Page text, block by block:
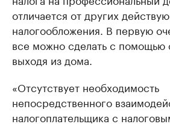
отличается от других
налогообложения. В первую
все можно сделать с помощью
выходя из дома.
«Отсутствует необходимость
непосредственного
налогоплательщика с